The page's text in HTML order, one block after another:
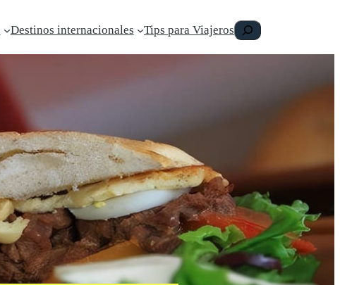
Destinos internacionales Tips para ViajerosBuscar